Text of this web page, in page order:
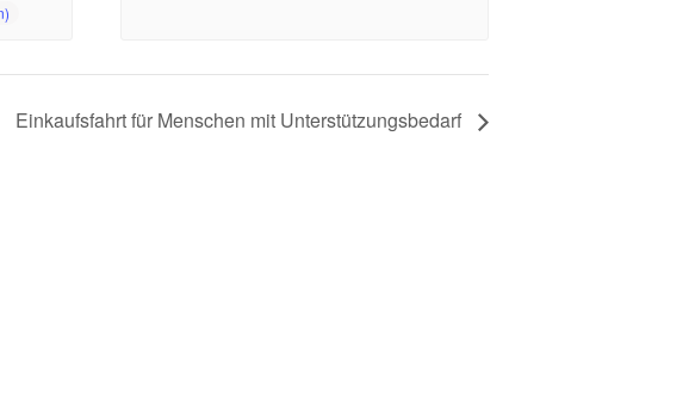
Einkaufsfahrt für Menschen mit Unterstützungsbedarf